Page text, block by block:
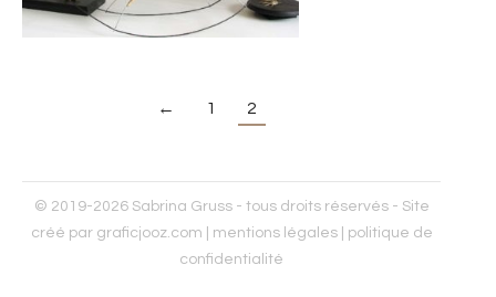
← 1 2
© 2019-2026 Sabrina Gruss - tous droits réservés - Site
créé par graficjooz.com mentions légales|
politique de
confidentialité